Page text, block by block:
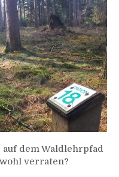
dem Waldlehrpfad
verraten?